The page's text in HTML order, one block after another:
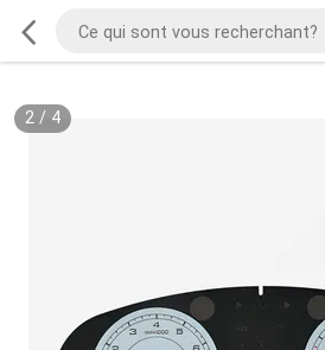
2/ 4